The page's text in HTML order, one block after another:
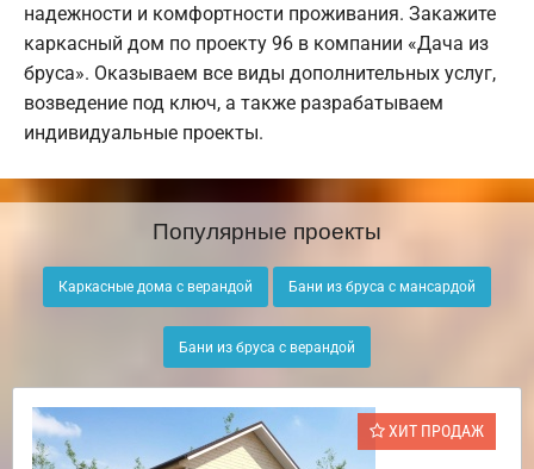
надежности и комфортности проживания. Закажите
каркасный дом по проекту 96 в компании «Дача из
бруса». Оказываем все виды дополнительных услуг,
возведение под ключ, а также разрабатываем
индивидуальные проекты.
Популярные проекты
Каркасные дома с верандой Бани из бруса с мансардой
Бани из бруса с верандой
ХИТ ПРОДАЖ